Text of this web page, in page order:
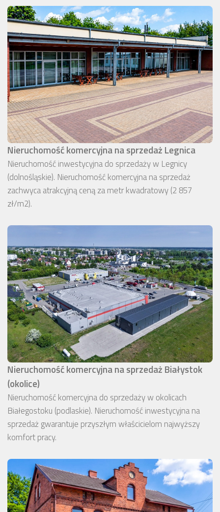
Nieruchomość komercyjna na sprzedaż Legnica
Nieruchomość inwestycyjna do sprzedaży w Legnicy
(dolnośląskie). Nieruchomość komercyjna na sprzedaż
zachwyca atrakcyjną ceną za metr kwadratowy (2 857
zł/m2).
Nieruchomość komercyjna na sprzedaż Białystok
(okolice)
Nieruchomość komercyjna do sprzedaży w okolicach
Białegostoku (podlaskie). Nieruchomość inwestycyjna na
sprzedaż gwarantuje przyszłym właścicielom najwyższy
komfort pracy.